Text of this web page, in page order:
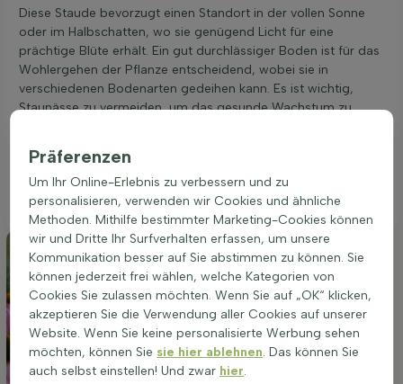
Diese Staude bevorzugt einen Standort in der vollen Sonne
oder im Halbschatten, wo sie genügend Licht für eine
prächtige Blüte erhält. Ein gut durchlässiger Boden ist für das
Wohlergehen der Pflanze entscheidend, wobei sie in
verschiedenen Bodenarten gedeihen kann. Es ist wichtig,
Staunässe zu vermeiden, um das gesunde Wachstum zu
eingesetzt werden, wobei sie mit ihren leuchtenden Blüten
Farbakzente setzt und gleichzeitig eine duftende Atmosphäre
schafft.
Präferenzen
Um Ihr Online-Erlebnis zu verbessern und zu
personalisieren, verwenden wir Cookies und ähnliche
Methoden. Mithilfe bestimmter Marketing-Cookies können
wir und Dritte Ihr Surfverhalten erfassen, um unsere
Kommunikation besser auf Sie abstimmen zu können. Sie
können jederzeit frei wählen, welche Kategorien von
Cookies Sie zulassen möchten. Wenn Sie auf „OK“ klicken,
akzeptieren Sie die Verwendung aller Cookies auf unserer
Website. Wenn Sie keine personalisierte Werbung sehen
möchten, können Sie sie hier ablehnen. Das können Sie
auch selbst einstellen! Und zwar hier.